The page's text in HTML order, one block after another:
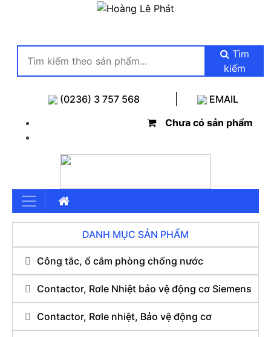
Tìm
kiếm
(0236) 3 757 568
EMAIL
Chưa có sản phẩm
DANH MỤC SẢN PHẨM
Công tắc, ổ cắm phòng chống nước
Contactor, Rơle Nhiệt bảo vệ động cơ Siemens
Contactor, Rơle nhiệt, Bảo vệ động cơ